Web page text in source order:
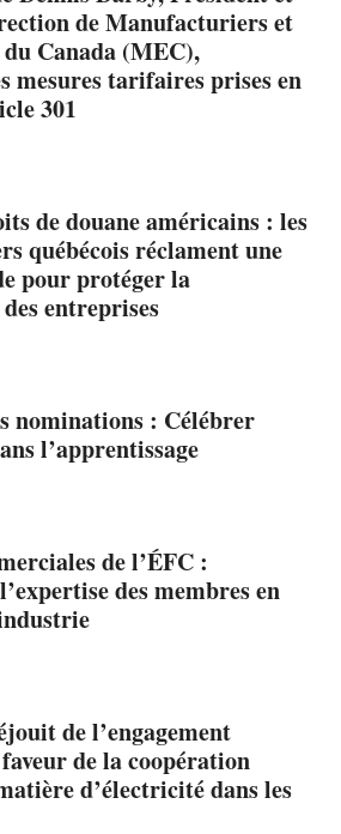
de Manufacturiers et
Canada (MEC),
mesures tarifaires prises en
301
de douane américains : les
québécois réclament une
pour protéger la
entreprises
nominations : Célébrer
l’apprentissage
de l’ÉFC :
des membres en
de l’engagement
de la coopération
d’électricité dans les